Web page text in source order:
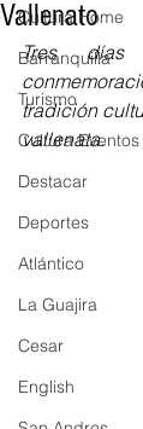
Cultura Home
Barranquilla
Turismo
Cultura Eventos
Destacar
Deportes
Atlántico
La Guajira
Cesar
English
Vallenato
Tres días
tradición
vallenata.